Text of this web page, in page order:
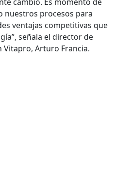
nuestros procesos para
ventajas competitivas que
señala el director de
Vitapro, Arturo Francia.